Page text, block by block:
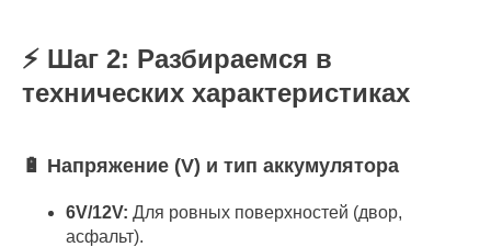
⚡ Шаг 2: Разбираемся в
технических характеристиках
🔋 Напряжение (V) и тип аккумулятора
6V/12V: Для ровных поверхностей (двор,
асфальт).